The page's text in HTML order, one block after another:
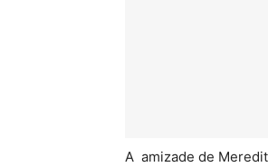
A amizade de